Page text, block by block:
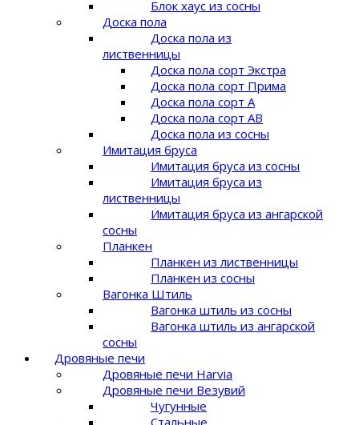
Блок хаус из сосны
Доска пола
Доска пола из
лиственницы
Доска пола сорт Экстра
Доска пола сорт Прима
Доска пола сорт A
Доска пола сорт AB
Доска пола из сосны
Имитация бруса
Имитация бруса из сосны
Имитация бруса из
лиственницы
Имитация бруса из ангарской
сосны
Планкен
Планкен из лиственницы
Планкен из сосны
Вагонка Штиль
Вагонка штиль из сосны
Вагонка штиль из ангарской
сосны
Дровяные печи
Дровяные печи Harvia
Дровяные печи Везувий
Чугунные
Стальные